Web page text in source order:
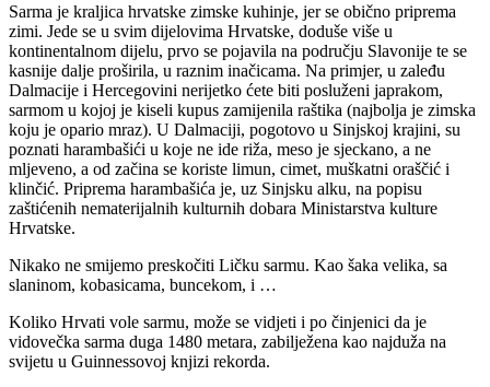
Sarma je kraljica hrvatske zimske kuhinje, jer se obično priprema
zimi. Jede se u svim dijelovima Hrvatske, doduše više u
kontinentalnom dijelu, prvo se pojavila na području Slavonije te se
kasnije dalje proširila, u raznim inačicama. Na primjer, u zaleđu
Dalmacije i Hercegovini nerijetko ćete biti posluženi japrakom,
sarmom u kojoj je kiseli kupus zamijenila raštika (najbolja je zimska
koju je opario mraz). U Dalmaciji, pogotovo u Sinjskoj krajini, su
poznati harambašići u koje ne ide riža, meso je sjeckano, a ne
mljeveno, a od začina se koriste limun, cimet, muškatni oraščić i
klinčić. Priprema harambašića je, uz Sinjsku alku, na popisu
zaštićenih nematerijalnih kulturnih dobara Ministarstva kulture
Hrvatske.
Nikako ne smijemo preskočiti Ličku sarmu. Kao šaka velika, sa
slaninom, kobasicama, buncekom, i …
Koliko Hrvati vole sarmu, može se vidjeti i po činjenici da je
vidovečka sarma duga 1480 metara, zabilježena kao najduža na
svijetu u Guinnessovoj knjizi rekorda.